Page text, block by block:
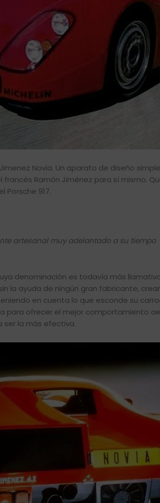
Novia. Un aparato de diseño
Ramón Jiménez para sí mismo.
Porsche 917.
artesanal muy adelantado a su tiempo
denominación es todavía más
la ayuda de ningún gran fabricante,
en cuenta lo que esconde su
para ofrecer el mejor comportamiento
ser la más efectiva.